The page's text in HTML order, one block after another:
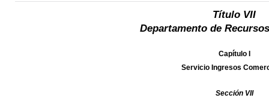
Título VII
Departamento de
Capítulo I
Servicio Ingresos
Sección VII